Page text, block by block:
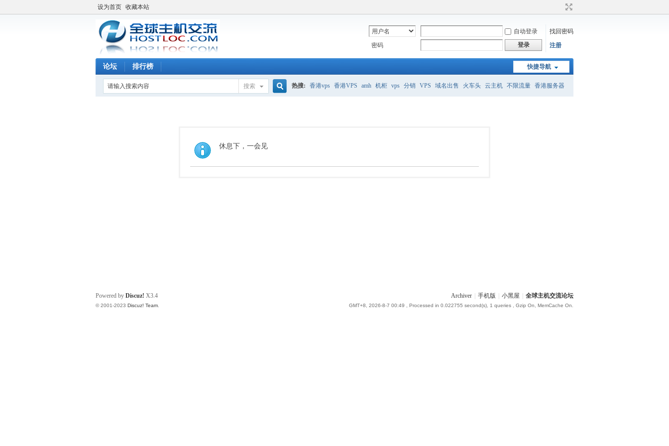
设为首页 收藏本站
自动登录
找回密码
密码
登录 注册
快捷导航
论坛 排行榜
搜索 热搜: 香港vps 香港VPS amh 机柜 vps 分销 VPS 域名出售 火车头 云主机 不限流量 香港服务器
休息下，一会见
Archiver 手机版 小黑屋 全球主机交流论坛
GMT+8, 2026-8-7 00:49 , Processed in 0.022755 second(s), 1 queries , Gzip On, MemCache On.
Powered by Discuz! X3.4
© 2001-2023 Discuz! Team